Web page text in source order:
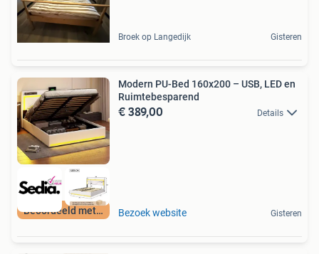
Broek op Langedijk Gisteren
Beoordeeld met 9+
Modern PU-Bed 160x200 – USB, LED en
Ruimtebesparend
€ 389,00 Details
Bezoek website Gisteren